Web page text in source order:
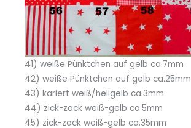
41) weiße Pünktchen auf gelb ca.7mm
42) weiße Pünktchen auf gelb ca.25mm
43) kariert weiß/hellgelb ca.3mm
44) zick-zack weiß-gelb ca.5mm
45) zick-zack weiß-gelb ca.35mm